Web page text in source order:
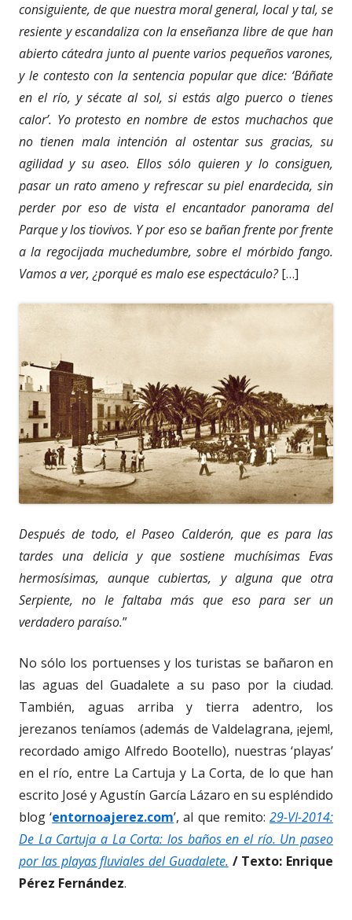
consiguiente, de que nuestra moral general, local y tal, se
resiente y escandaliza con la enseñanza libre de que han
abierto cátedra junto al puente varios pequeños varones,
y le contesto con la sentencia popular que dice: ‘Báñate
en el río, y sécate al sol, si estás algo puerco o tienes
calor’. Yo protesto en nombre de estos muchachos que
no tienen mala intención al ostentar sus gracias, su
agilidad y su aseo. Ellos sólo quieren y lo consiguen,
pasar un rato ameno y refrescar su piel enardecida, sin
perder por eso de vista el encantador panorama del
Parque y los tiovivos. Y por eso se bañan frente por frente
a la regocijada muchedumbre, sobre el mórbido fango.
Vamos a ver, ¿porqué es malo ese espectáculo?[…]
Después de todo, el Paseo Calderón, que es para las
tardes una delicia y que sostiene muchísimas Evas
hermosísimas, aunque cubiertas, y alguna que otra
Serpiente, no le faltaba más que eso para ser un
verdadero paraíso.”
No sólo los portuenses y los turistas se bañaron en
las aguas del Guadalete a su paso por la ciudad.
También, aguas arriba y tierra adentro, los
jerezanos teníamos (además de Valdelagrana, ¡ejem!,
recordado amigo Alfredo Bootello), nuestras ‘playas’
en el río, entre La Cartuja y La Corta, de lo que han
escrito José y Agustín García Lázaro en su espléndido
blog ‘entornoajerez.com’, al que remito:29-VI-2014:
De La Cartuja a La Corta: los baños en el río. Un paseo
por las playas fluviales del Guadalete. / Texto: Enrique
Pérez Fernández.